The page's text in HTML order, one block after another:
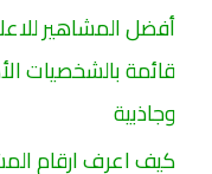
أفضل المشاهير
قائمة بالشخصيات
وجاذبية
كيف اعرف ارقام